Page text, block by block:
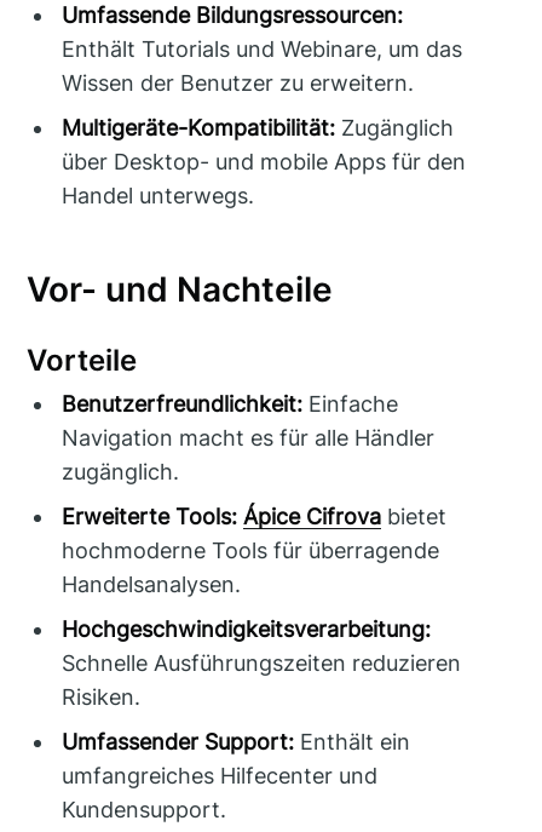
Umfassende Bildungsressourcen:
Enthält Tutorials und Webinare, um das
Wissen der Benutzer zu erweitern.
Multigeräte-Kompatibilität: Zugänglich
über Desktop- und mobile Apps für den
Handel unterwegs.
Vor- und Nachteile
Vorteile
Benutzerfreundlichkeit: Einfache
Navigation macht es für alle Händler
zugänglich.
Erweiterte Tools: Ápice Cifrova bietet
hochmoderne Tools für überragende
Handelsanalysen.
Hochgeschwindigkeitsverarbeitung:
Schnelle Ausführungszeiten reduzieren
Risiken.
Umfassender Support: Enthält ein
umfangreiches Hilfecenter und
Kundensupport.